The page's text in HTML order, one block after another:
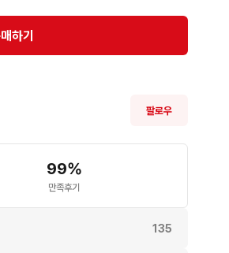
!!
의 부탁드립니다!
하기
팔로우
99%
만족후기
135